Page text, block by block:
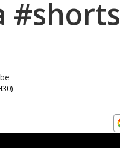
#shorts
)